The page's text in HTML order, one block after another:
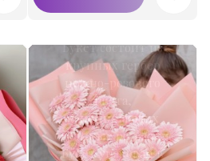
Букет состоит из
крупных гербер
нежно-розового
цвета,
напоминающих
огромные ромашки.
Букет упакован в